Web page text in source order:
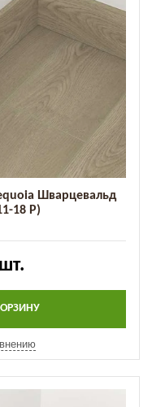
Шварцевальд
18 P)